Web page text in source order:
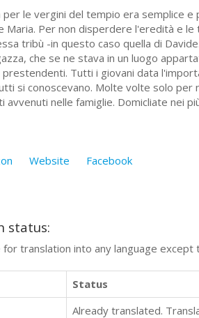
le vergini del tempio era semplice
Maria. Per non disperdere l'eredità e
tribù -in questo caso quella di
che se ne stava in un luogo
prestendenti. Tutti i giovani data
si conoscevano. Molte volte solo
avvenuti nelle famiglie. Domicliate nei
Website Facebook
status:
for translation into any language
Status
Already translated.